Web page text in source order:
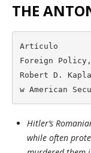
THE
Artículo
Foreign
Robert D.
w American
Hitler’s
while often